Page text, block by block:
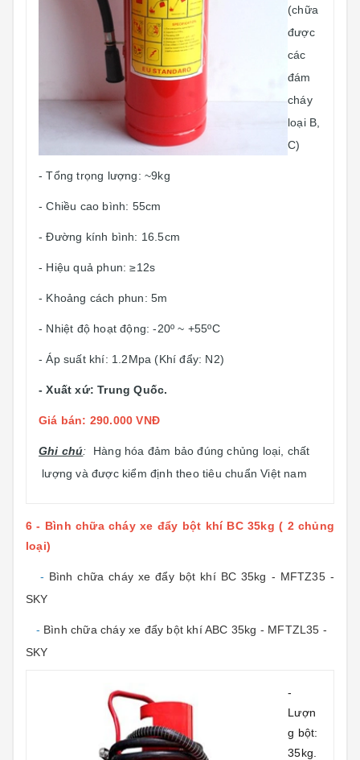
(chữa
được
các
đám
cháy
loại B,
C)
- Tổng trọng lượng: ~9kg
- Chiều cao bình: 55cm
- Đường kính bình: 16.5cm
- Hiệu quả phun: ≥12s
- Khoảng cách phun: 5m
- Nhiệt độ hoạt động: -20º ~ +55ºC
- Áp suất khí: 1.2Mpa (Khí đẩy: N2)
- Xuất xứ: Trung Quốc.
Giá bán: 290.000 VNĐ
Ghi chú: Hàng hóa đảm bảo đúng chủng loại, chất
lượng và được kiểm định theo tiêu chuẩn Việt nam
6 - Bình chữa cháy xe đẩy bột khí BC 35kg ( 2 chủng
loại)
- Bình chữa cháy xe đẩy bột khí BC 35kg - MFTZ35 -
SKY
- Bình chữa cháy xe đẩy bột khí ABC 35kg - MFTZL35 -
SKY
-
Lượn
g bột:
35kg.